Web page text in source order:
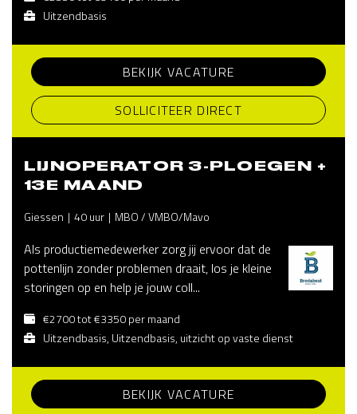
Uitzendbasis
BEKIJK VACATURE
SOLLICITEER DIRECT
LIJNOPERATOR 3-PLOEGEN +
13E MAAND
Giessen 40 uur MBO / VMBO/Mavo
Als productiemedewerker zorg jij ervoor dat de
pottenlijn zonder problemen draait, los je kleine
storingen op en help je jouw coll...
€2700 tot €3350 per maand
Uitzendbasis, Uitzendbasis, uitzicht op vaste dienst
BEKIJK VACATURE